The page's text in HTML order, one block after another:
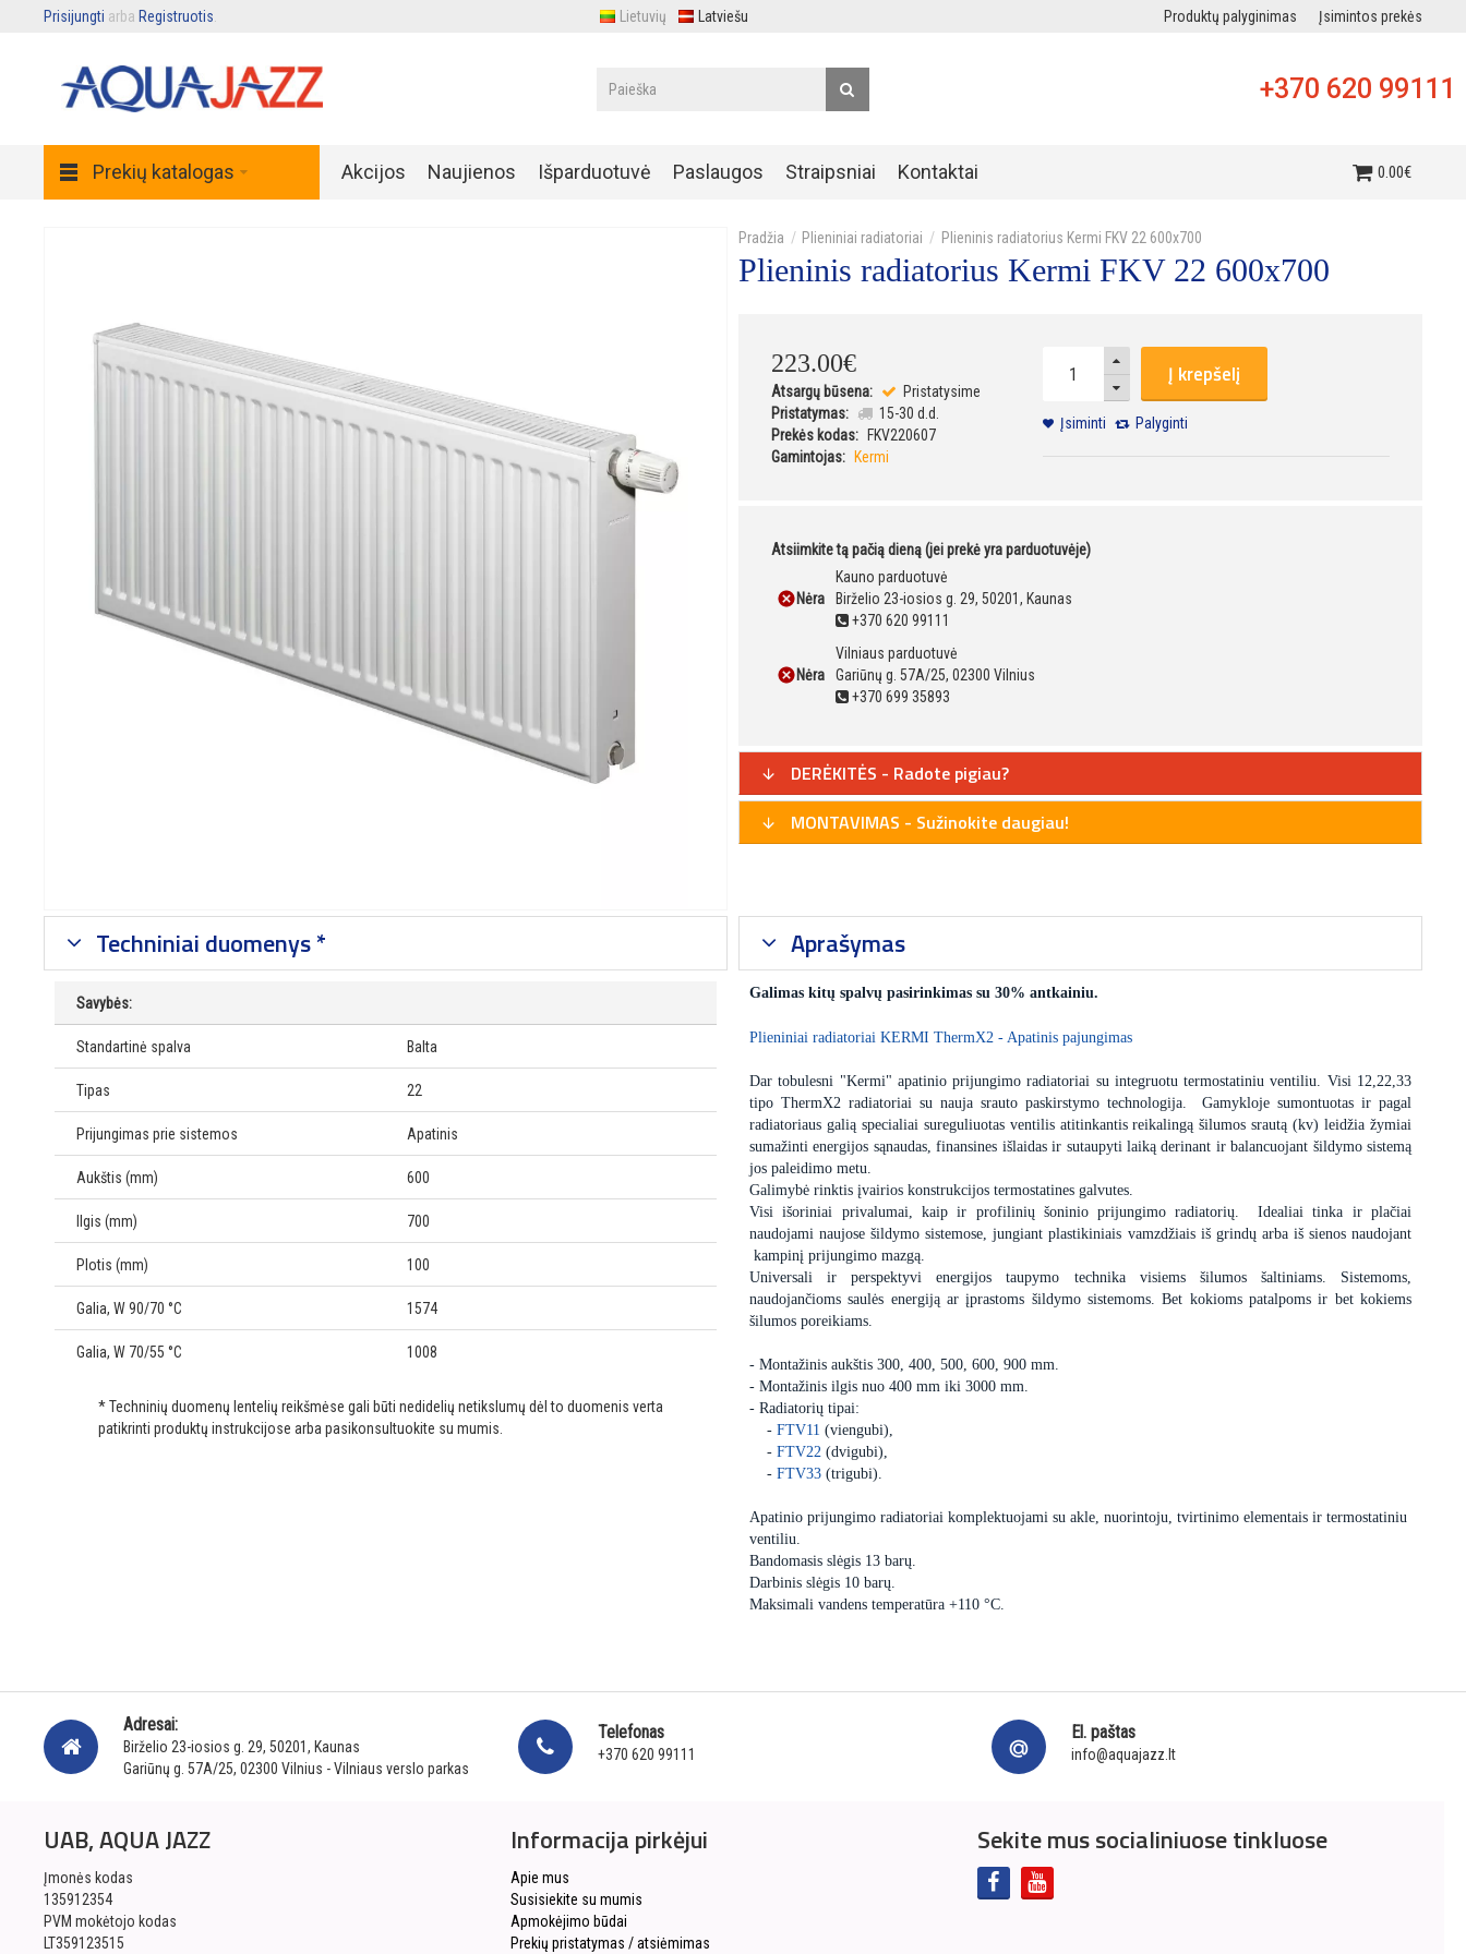
Prisijungti arba Registruotis Lietuvių Latviešu Produktų palyginimas Įsimintos prekės
+370 620 99111
Prekių katalogas Akcijos Naujienos Išparduotuvė Paslaugos Straipsniai Kontaktai 0.00€
Plieniniai radiatoriai Plieninis radiatorius Kermi FKV 22 600x700
Plieninis radiatorius Kermi FKV 22 600x700
223.00€
Atsargų būsena:
Pristatysime
Pristatymas:
15-30 d.d.
Prekės kodas:
FKV220607
Gamintojas:
Kermi
Į krepšelį
Įsiminti Palyginti
Atsiimkite tą pačią dieną (jei prekė yra parduotuvėje)
Nėra
Kauno parduotuvė
Birželio 23-iosios g. 29, 50201, Kaunas
+370 620 99111
Nėra
Vilniaus parduotuvė
Gariūnų g. 57A/25, 02300 Vilnius
+370 699 35893
DERĖKITĖS - Radote pigiau?
MONTAVIMAS - Sužinokite daugiau!
Techniniai duomenys *
Savybės:
Standartinė spalva Balta
Tipas 22
Prijungimas prie sistemos Apatinis
Aukštis (mm) 600
Ilgis (mm) 700
Plotis (mm) 100
Galia, W 90/70 °C 1574
Galia, W 70/55 °C 1008
* Techninių duomenų lentelių reikšmėse gali būti nedidelių netikslumų dėl to duomenis verta
patikrinti produktų instrukcijose arba pasikonsultuokite su mumis.
Aprašymas
Galimas kitų spalvų pasirinkimas su 30% antkainiu.
Plieniniai radiatoriai KERMI ThermX2 - Apatinis pajungimas
Dar tobulesni "Kermi" apatinio prijungimo radiatoriai su integruotu termostatiniu ventiliu. Visi 12,22,33
tipo ThermX2 radiatoriai su nauja srauto paskirstymo technologija. Gamykloje sumontuotas ir pagal
radiatoriaus galią specialiai sureguliuotas ventilis atitinkantis reikalingą šilumos srautą (kv) leidžia žymiai
sumažinti energijos sąnaudas, finansines išlaidas ir sutaupyti laiką derinant ir balancuojant šildymo sistemą
jos paleidimo metu.
Galimybė rinktis įvairios konstrukcijos termostatines galvutes.
Visi išoriniai privalumai, kaip ir profilinių šoninio prijungimo radiatorių. Idealiai tinka ir plačiai
naudojami naujose šildymo sistemose, jungiant plastikiniais vamzdžiais iš grindų arba iš sienos naudojant
kampinį prijungimo mazgą.
Universali ir perspektyvi energijos taupymo technika visiems šilumos šaltiniams. Sistemoms,
naudojančioms saulės energiją ar įprastoms šildymo sistemoms. Bet kokioms patalpoms ir bet kokiems
šilumos poreikiams.
- Montažinis aukštis 300, 400, 500, 600, 900 mm.
- Montažinis ilgis nuo 400 mm iki 3000 mm.
- Radiatorių tipai:
- FTV11 (viengubi),
- FTV22 (dvigubi),
- FTV33 (trigubi).
Apatinio prijungimo radiatoriai komplektuojami su akle, nuorintoju, tvirtinimo elementais ir termostatiniu
ventiliu.
Bandomasis slėgis 13 barų.
Darbinis slėgis 10 barų.
Maksimali vandens temperatūra +110 °C.
Adresai:
Birželio 23-iosios g. 29, 50201, Kaunas
Gariūnų g. 57A/25, 02300 Vilnius - Vilniaus verslo parkas
Telefonas
+370 620 99111
El. paštas
info@aquajazz.lt
UAB, AQUA JAZZ
Įmonės kodas
135912354
PVM mokėtojo kodas
LT359123515
Informacija pirkėjui
Apie mus
Susisiekite su mumis
Apmokėjimo būdai
Prekių pristatymas / atsiėmimas
Sekite mus socialiniuose tinkluose